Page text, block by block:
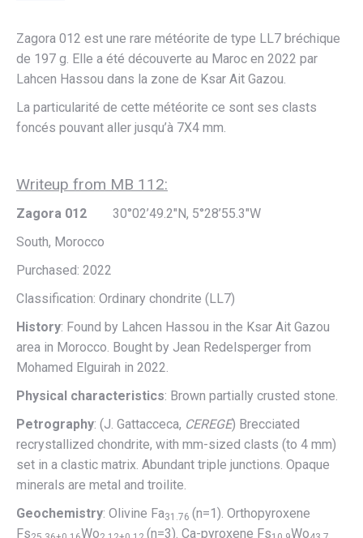
Zagora 012 est une rare météorite de type LL7 bréchique
de 197 g. Elle a été découverte au Maroc en 2022 par
Lahcen Hassou dans la zone de Ksar Ait Gazou.
La particularité de cette météorite ce sont ses clasts
foncés pouvant aller jusqu’à 7X4 mm.
Writeup from MB 112:
Zagora 012 30°02’49.2″N, 5°28’55.3″W
South, Morocco
Purchased: 2022
Classification: Ordinary chondrite (LL7)
History: Found by Lahcen Hassou in the Ksar Ait Gazou
area in Morocco. Bought by Jean Redelsperger from
Mohamed Elguirah in 2022.
Physical characteristics: Brown partially crusted stone.
Petrography: (J. Gattacceca, CEREGE) Brecciated
recrystallized chondrite, with mm-sized clasts (to 4 mm)
set in a clastic matrix. Abundant triple junctions. Opaque
minerals are metal and troilite.
Geochemistry: Olivine Fa31.76 (n=1). Orthopyroxene
Fs
Wo (n=3). Ca-pyroxene Fs Wo